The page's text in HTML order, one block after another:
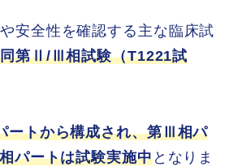
安全性を確認する主な臨床試
第Ⅱ/Ⅲ相試験（T1221試
ートから構成され、第Ⅲ相パ
パートは試験実施中となりま